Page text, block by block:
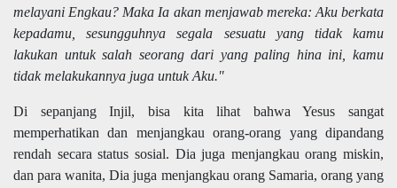
melayani Engkau? Maka Ia akan menjawab mereka: Aku berkata
kepadamu, sesungguhnya segala sesuatu yang tidak kamu
lakukan untuk salah seorang dari yang paling hina ini, kamu
tidak melakukannya juga untuk Aku."
Di sepanjang Injil, bisa kita lihat bahwa Yesus sangat
memperhatikan dan menjangkau orang-orang yang dipandang
rendah secara status sosial. Dia juga menjangkau orang miskin,
dan para wanita, Dia juga menjangkau orang Samaria, orang yang